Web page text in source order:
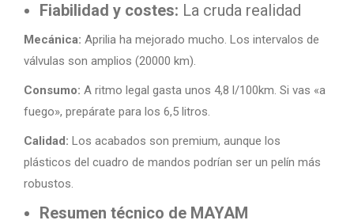
Fiabilidad y costes: La cruda realidad
Mecánica: Aprilia ha mejorado mucho. Los intervalos de
válvulas son amplios (20000 km).
Consumo: A ritmo legal gasta unos 4,8 l/100km. Si vas «a
fuego», prepárate para los 6,5 litros.
Calidad: Los acabados son premium, aunque los
plásticos del cuadro de mandos podrían ser un pelín más
robustos.
Resumen técnico de MAYAM